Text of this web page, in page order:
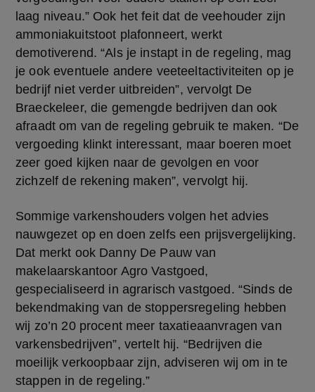
laag niveau.” Ook het feit dat de veehouder zijn
ammoniakuitstoot plafonneert, werkt
demotiverend. “Als je instapt in de regeling, mag
je ook eventuele andere veeteeltactiviteiten op je
bedrijf niet verder uitbreiden”, vervolgt De
Braeckeleer, die gemengde bedrijven dan ook
afraadt om van de regeling gebruik te maken. “De
vergoeding klinkt interessant, maar boeren moet
zeer goed kijken naar de gevolgen en voor
zichzelf de rekening maken”, vervolgt hij.
Sommige varkenshouders volgen het advies
nauwgezet op en doen zelfs een prijsvergelijking.
Dat merkt ook Danny De Pauw van
makelaarskantoor Agro Vastgoed,
gespecialiseerd in agrarisch vastgoed. “Sinds de
bekendmaking van de stoppersregeling hebben
wij zo’n 20 procent meer taxatieaanvragen van
varkensbedrijven”, vertelt hij. “Bedrijven die
moeilijk verkoopbaar zijn, adviseren wij om in te
stappen in de regeling.”